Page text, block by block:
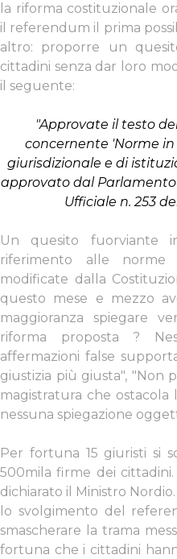
la riforma costituzionale
il referendum il prima
altro: proporre un
cittadini senza dar loro
il seguente:
"Approvate il testo
concernente 'Norme
giurisdizionale e di
approvato dal
Ufficiale n. 253
Un quesito fuorviante
riferimento alle
modificate dalla
questo mese e mezzo
maggioranza spiegare
riforma proposta ?
affermazioni false
giustizia più giusta", "Non
magistratura che ostacola
nessuna spiegazione
Per fortuna 15 giuristi si
500mila firme dei
dichiarato il Ministro
lo svolgimento del
smascherare la trama
fortuna che i cittadini